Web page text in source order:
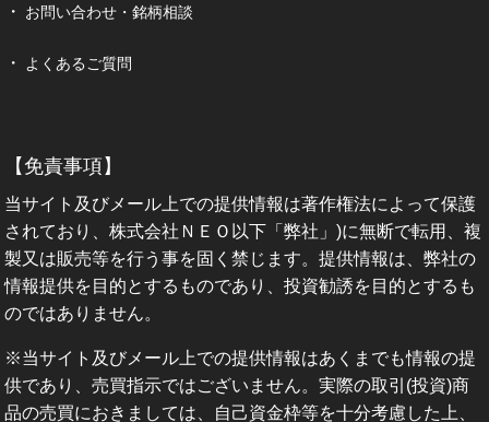
お問い合わせ・銘柄相談
よくあるご質問
【免責事項】
当サイト及びメール上での提供情報は著作権法によって保護
されており、株式会社ＮＥＯ以下「弊社」)に無断で転用、複
製又は販売等を行う事を固く禁じます。提供情報は、弊社の
情報提供を目的とするものであり、投資勧誘を目的とするも
のではありません。
※当サイト及びメール上での提供情報はあくまでも情報の提
供であり、売買指示ではございません。実際の取引(投資)商
品の売買におきましては、自己資金枠等を十分考慮した上、